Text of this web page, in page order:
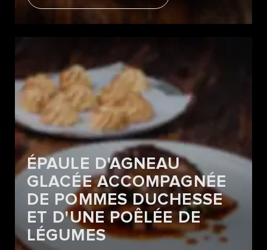
ÉPAULE D'AGNEAU
GLACÉE ACCOMPAGNÉE
DE POMMES DUCHESSE
ET D'UNE POÊLÉE DE
LÉGUMES